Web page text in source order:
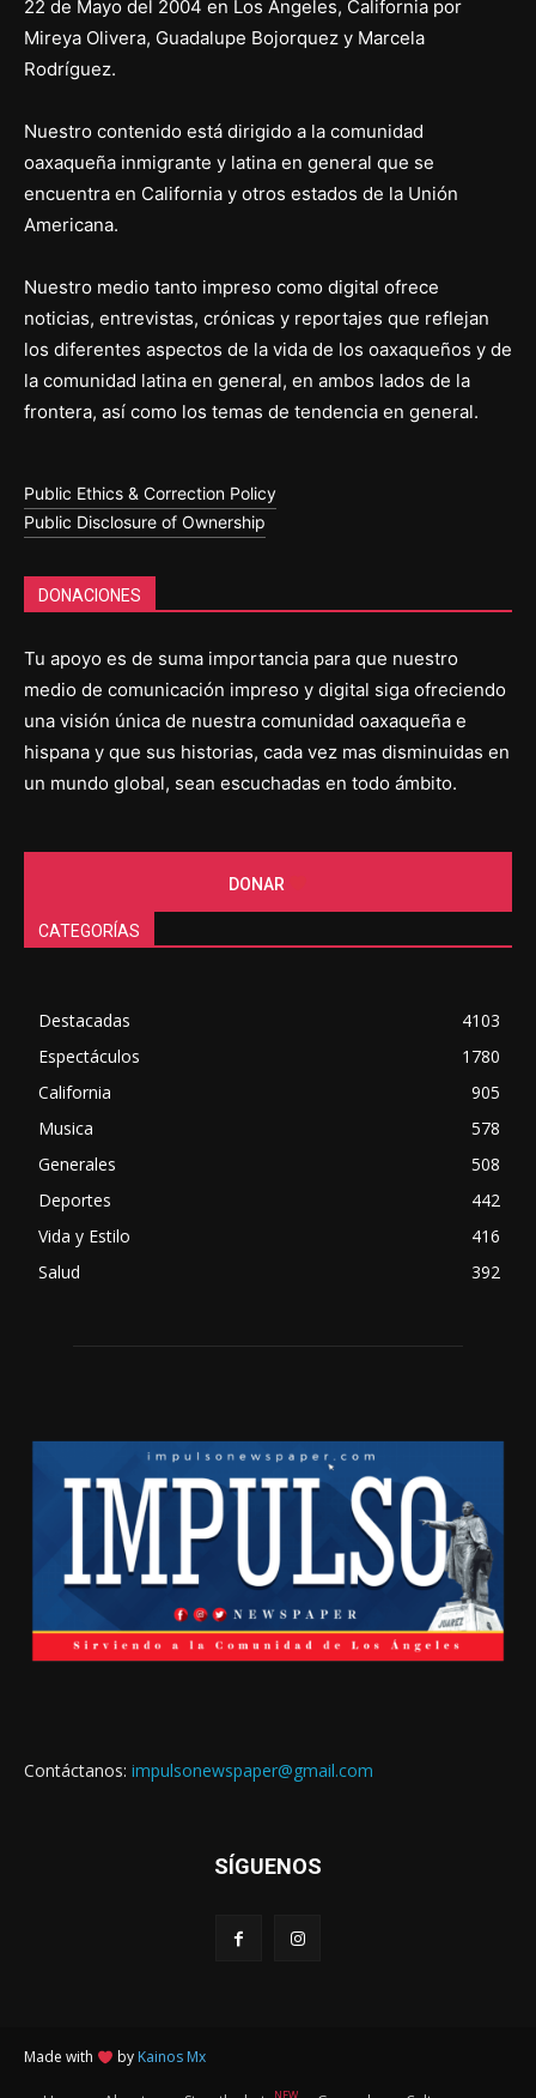
22 de Mayo del 2004 en Los Ángeles, California por
Mireya Olivera, Guadalupe Bojorquez y Marcela
Rodríguez.
Nuestro contenido está dirigido a la comunidad
oaxaqueña inmigrante y latina en general que se
encuentra en California y otros estados de la Unión
Americana.
Nuestro medio tanto impreso como digital ofrece
noticias, entrevistas, crónicas y reportajes que reflejan
los diferentes aspectos de la vida de los oaxaqueños y de
la comunidad latina en general, en ambos lados de la
frontera, así como los temas de tendencia en general.
Public Ethics & Correction Policy
Public Disclosure of Ownership
DONACIONES
Tu apoyo es de suma importancia para que nuestro
medio de comunicación impreso y digital siga ofreciendo
una visión única de nuestra comunidad oaxaqueña e
hispana y que sus historias, cada vez mas disminuidas en
un mundo global, sean escuchadas en todo ámbito.
DONAR
CATEGORÍAS
Destacadas
4103
Espectáculos
1780
California
905
Musica
578
Generales
508
Deportes
442
Vida y Estilo
416
Salud
392
Contáctanos: impulsonewspaper@gmail.com
SÍGUENOS
Made with by Kainos Mx